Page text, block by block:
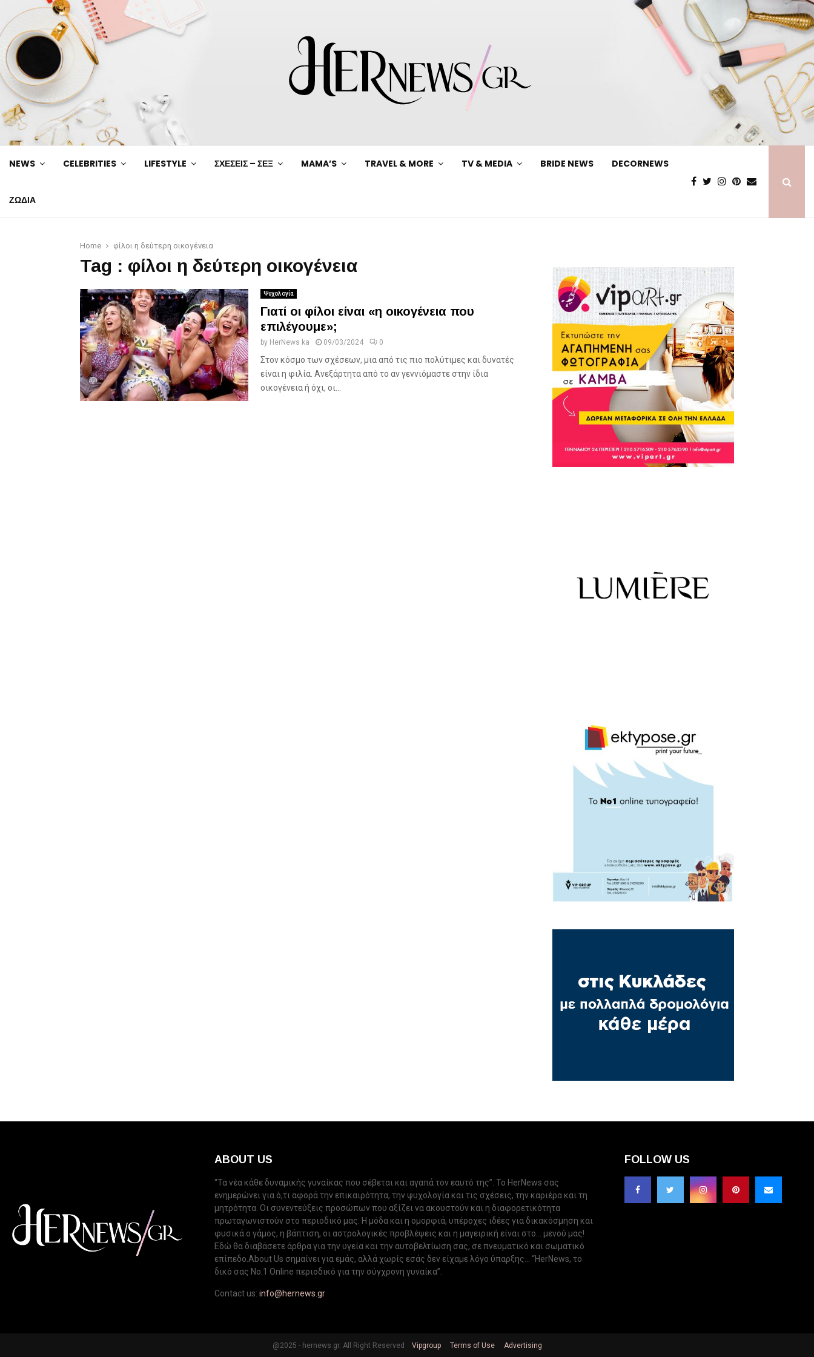
NEWS CELEBRITIES LIFESTYLE ΣΧΕΣΕΙΣ – ΣΕΞ MAMA’S TRAVEL & MORE TV & MEDIA BRIDE NEWS DECORNEWS
ΖΩΔΙΑ
Home φίλοι η δεύτερη οικογένεια
Tag : φίλοι η δεύτερη οικογένεια
Ψυχολογία
Γιατί οι φίλοι είναι «η οικογένεια που
επιλέγουμε»;
by HerNews ka 09/03/2024 0
Στον κόσμο των σχέσεων, μια από τις πιο πολύτιμες και δυνατές
είναι η φιλία. Ανεξάρτητα από το αν γεννιόμαστε στην ίδια
οικογένεια ή όχι, οι...
ABOUT US
“Τα νέα κάθε δυναμικής γυναίκας που σέβεται και αγαπά τον εαυτό της”. Το HerNews σας
ενημερώνει για ό,τι αφορά την επικαιρότητα, την ψυχολογία και τις σχέσεις, την καριέρα και τη
μητρότητα. Οι συνεντεύξεις προσώπων που αξίζει να ακουστούν και η διαφορετικότητα
πρωταγωνιστούν στο περιοδικό μας. Η μόδα και η ομορφιά, υπέροχες ιδέες για δικακόσμηση και
φυσικά ο γάμος, η βάπτιση, οι αστρολογικές προβλέψεις και η μαγειρική είναι στο... μενού μας!
Εδώ θα διαβάσετε άρθρα για την υγεία και την αυτοβελτίωση σας, σε πνευματικό και σωματικό
επίπεδο.About Us σημαίνει για εμάς, αλλά χωρίς εσάς δεν είχαμε λόγο ύπαρξης... “HerNews, το
δικό σας Νo.1 Online περιοδικό για την σύγχρονη γυναίκα”.
Contact us: info@hernews.gr
FOLLOW US
@2025 - hernews.gr. All Right Reserved Vipgroup Terms of Use Advertising